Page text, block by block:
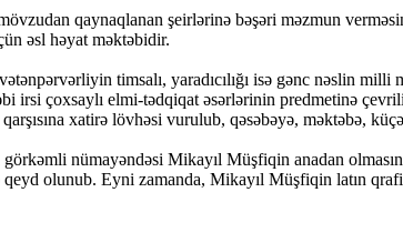
qaynaqlanan şeirlərinə bəşəri məzmun
əsl həyat məktəbidir.
timsalı, yaradıcılığı isə gənc nəslin
irsi çoxsaylı elmi-tədqiqat əsərlərinin predmetinə
xatirə lövhəsi vurulub, qəsəbəyə, məktəbə,
görkəmli nümayəndəsi Mikayıl Müşfiqin anadan
olunub. Eyni zamanda, Mikayıl Müşfiqin latın